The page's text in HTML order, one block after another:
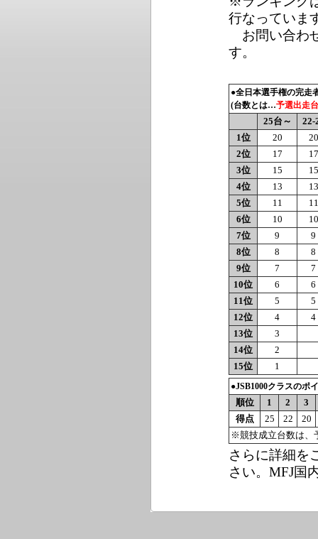
行なっていま
お問い合わ
す。
●全日本選手権の完走
(台数とは…予選出走
25台～
22-
1位
20
20
2位
17
17
3位
15
15
4位
13
13
5位
11
11
6位
10
10
7位
9
9
8位
8
8
9位
7
7
10位
6
6
11位
5
5
12位
4
4
13位
3
14位
2
15位
1
●JSB1000クラスの
順位 1 2
3
得点
25 22
20
※競技成立台数は、
さらに詳細を
さい。MFJ国